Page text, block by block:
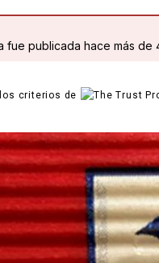
fue publicada hace más de
criterios de